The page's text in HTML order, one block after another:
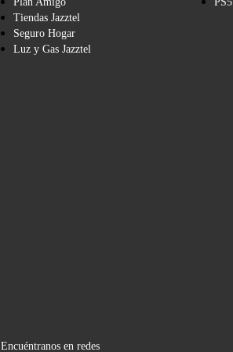
Tiendas Jazztel
Seguro Hogar
Luz y Gas Jazztel
Encuéntranos en redes